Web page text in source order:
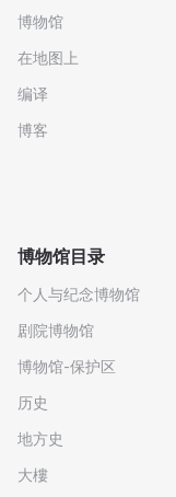
博物馆
在地图上
编译
博客
博物馆目录
个人与纪念博物馆
剧院博物馆
博物馆-保护区
历史
地方史
大樓